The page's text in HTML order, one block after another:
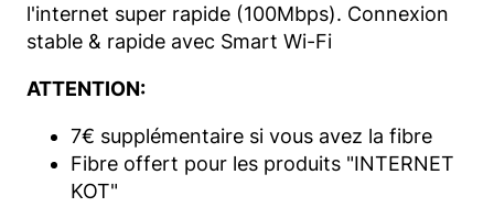
l'internet super rapide (100Mbps). Connexion
stable & rapide avec Smart Wi-Fi
ATTENTION:
7€ supplémentaire si vous avez la fibre
Fibre offert pour les produits "INTERNET
KOT"